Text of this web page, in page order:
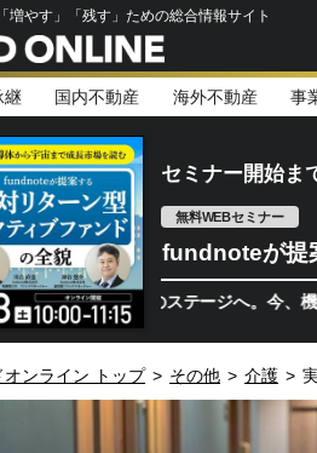
増やす」「残す」ための総合情報サイト
継 国内不動産 海外不動産 事
セミナー開始ま
無料WEBセミナー
fundnoteが提
場は次のステージへ。今、機関投資家
オンライン トップ > その他 > 介護 >